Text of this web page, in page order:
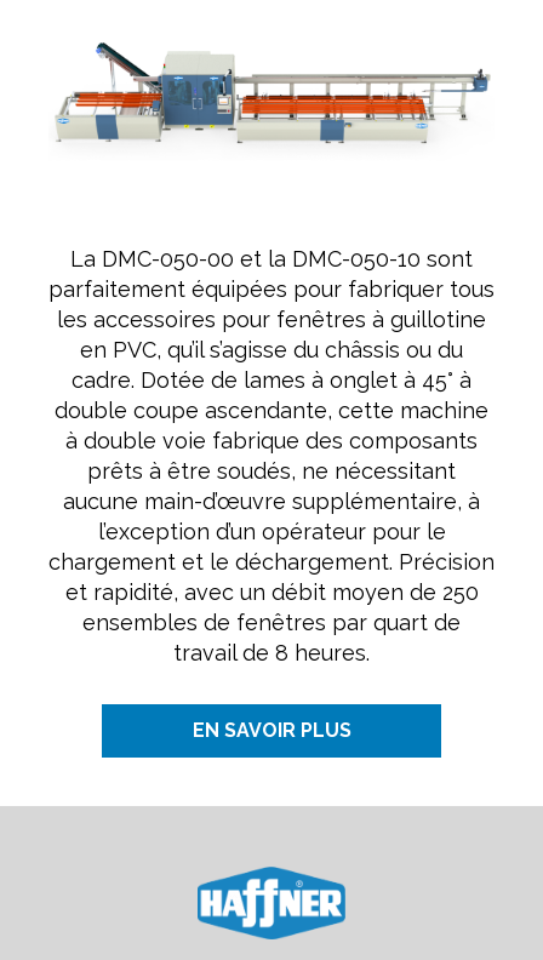
La DMC-050-00 et la DMC-050-10 sont
parfaitement équipées pour fabriquer tous
les accessoires pour fenêtres à guillotine
en PVC, qu’il s’agisse du châssis ou du
cadre. Dotée de lames à onglet à 45° à
double coupe ascendante, cette machine
à double voie fabrique des composants
prêts à être soudés, ne nécessitant
aucune main-d’œuvre supplémentaire, à
l’exception d’un opérateur pour le
chargement et le déchargement. Précision
et rapidité, avec un débit moyen de 250
ensembles de fenêtres par quart de
travail de 8 heures.
EN SAVOIR PLUS